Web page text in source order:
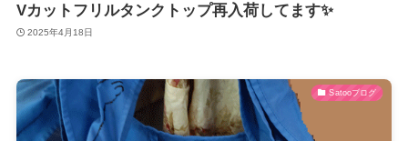
Vカットフリルタンクトップ再入荷してます✨
2025年4月18日
Satooブログ